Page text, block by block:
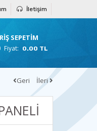
İletişim
SEPETİM
Fiyat: 0.00 TL
Geri İleri